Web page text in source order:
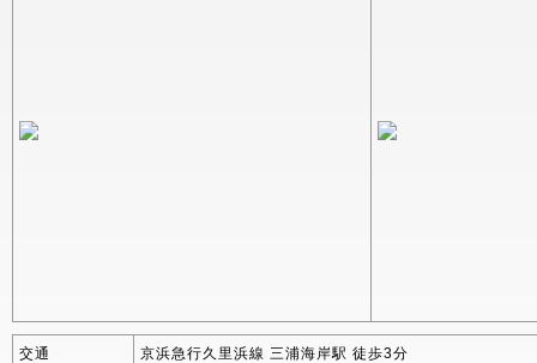
交通 京浜急行久里浜線 三浦海岸駅 徒歩3分